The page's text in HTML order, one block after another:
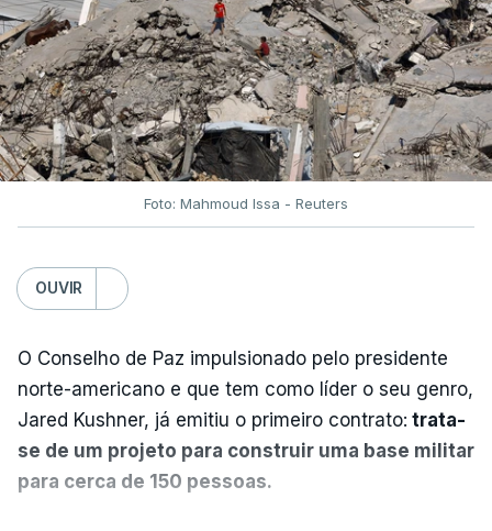
Foto: Mahmoud Issa - Reuters
OUVIR
O Conselho de Paz impulsionado pelo presidente
norte-americano e que tem como líder o seu genro,
Jared Kushner, já emitiu o primeiro contrato: trata-
se de um projeto para construir uma base militar
para cerca de 150 pessoas.